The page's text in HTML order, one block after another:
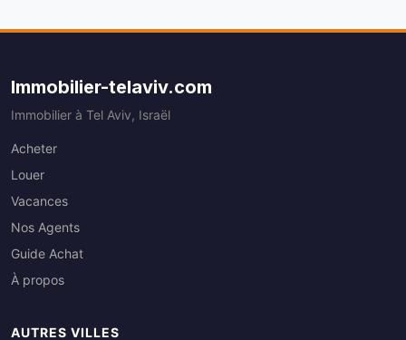
Immobilier-telaviv.com
Immobilier à Tel Aviv, Israël
Acheter
Louer
Vacances
Nos Agents
Guide Achat
À propos
AUTRES VILLES